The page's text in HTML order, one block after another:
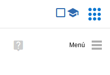
avanzada
Ayuda
(en